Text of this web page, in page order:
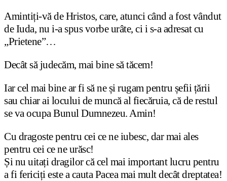
Amintiți-vă de Hristos, care, atunci când a fost vândut
de Iuda, nu i-a spus vorbe urâte, ci i s-a adresat cu
„Prietene”…
Decât să judecăm, mai bine să tăcem!
Iar cel mai bine ar fi să ne și rugam pentru șefii țării
sau chiar ai locului de muncă al fiecăruia, că de restul
se va ocupa Bunul Dumnezeu. Amin!
Cu dragoste pentru cei ce ne iubesc, dar mai ales
pentru cei ce ne urăsc!
Și nu uitați dragilor că cel mai important lucru pentru
a fi fericiți este a cauta Pacea mai mult decât dreptatea!